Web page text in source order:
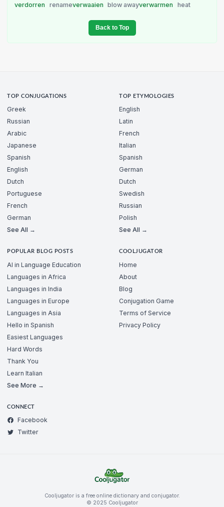
verdorren renameverwaaien blow awayverwarmen heat
Back to Top
TOP CONJUGATIONS
Greek
Russian
Arabic
Japanese
Spanish
English
Dutch
Portuguese
French
German
See All →
TOP ETYMOLOGIES
English
Latin
French
Italian
Spanish
German
Dutch
Swedish
Russian
Polish
See All →
POPULAR BLOG POSTS
AI in Language Education
Languages in Africa
Languages in India
Languages in Europe
Languages in Asia
Hello in Spanish
Easiest Languages
Hard Words
Thank You
Learn Italian
See More →
COOLJUGATOR
Home
About
Blog
Conjugation Game
Terms of Service
Privacy Policy
CONNECT
Facebook
Twitter
Cooljugator is a free online dictionary and conjugator.
© 2025 Cooljugator